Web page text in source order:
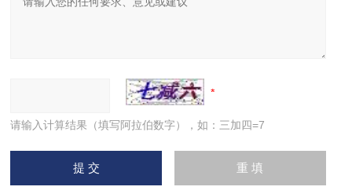
请输入计算结果（填写阿拉伯数字），如：三加四=7